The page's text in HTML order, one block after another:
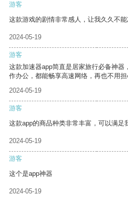
游客
这款游戏的剧情非常感人，让我久久不能
2024-05-19
游客
这款加速器app简直是居家旅行必备神器
作办公，都能畅享高速网络，再也不用担
2024-05-19
游客
这款app的商品种类非常丰富，可以满足
2024-05-19
游客
这个是app神器
2024-05-19